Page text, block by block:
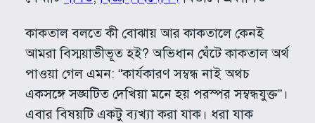
কাকতাল বলতে কী বোঝায় আর কাকতালে কেনই
আমরা বিস্ময়াভীভূত হই? অভিধান ঘেঁটে কাকতাল অর্থ
পাওয়া গেল এমন: “কার্যকারণ সম্বন্ধ নাই অথচ
একসঙ্গে সঙ্ঘটিত দেখিয়া মনে হয় পরস্পর সম্বন্ধযুক্ত”।
এবার বিষয়টি একটু ব্যখ্যা করা যাক। ধরা যাক